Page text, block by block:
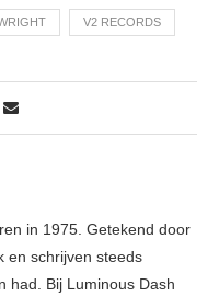
V2 RECORDS
in 1975. Getekend door
en schrijven steeds
had. Bij Luminous Dash